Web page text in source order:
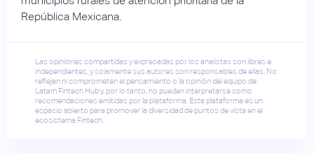
República Mexicana.
Las opiniones compartidas y expresadas por los analistas son libres e
independientes, y solamente sus autores son responsables de ellas. No
reflejan ni comprometen el pensamiento o la opinión del equipo de
Latam Fintech Hub y, por lo tanto, no pueden interpretarse como
recomendaciones emitidas por la plataforma. Esta plataforma es un
espacio abierto para promover la diversidad de puntos de vista en el
ecosistema Fintech.